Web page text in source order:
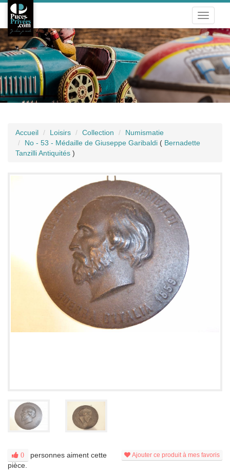
Toggle
Accueil Loisirs Collection
Numismatie
No - 53 - Médaille de Giuseppe Garibaldi ( Bernadette
Tanzilli Antiquités )
Ajouter ce produit à mes favoris
0
personnes aiment cette
pièce.